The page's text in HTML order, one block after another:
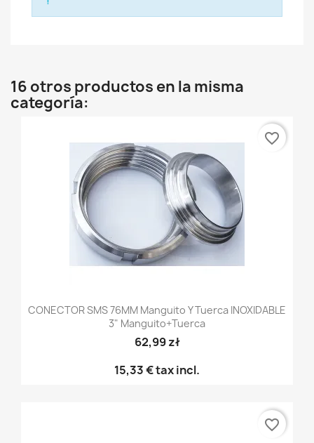
16 otros productos en la misma
categoría:
CONECTOR SMS 76MM Manguito Y Tuerca INOXIDABLE
3" Manguito+tuerca
62,99 zł
15,33 €tax incl.
favorite_border
favorite_border